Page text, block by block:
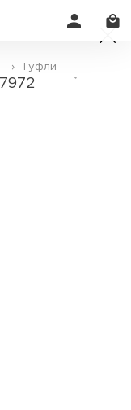
› Туфли